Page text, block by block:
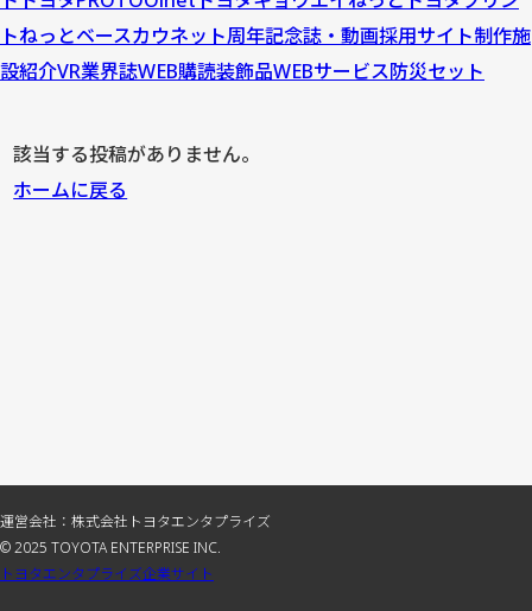
トねっとベースカウネット周年記念誌・動画採用サイト制作施
設紹介VR業界誌WEB購読装飾品WEBサービス防災セット
該当する投稿がありません。
ホームに戻る
運営会社：株式会社トヨタエンタプライズ
© 2025 TOYOTA ENTERPRISE INC.
トヨタエンタプライズ企業サイト